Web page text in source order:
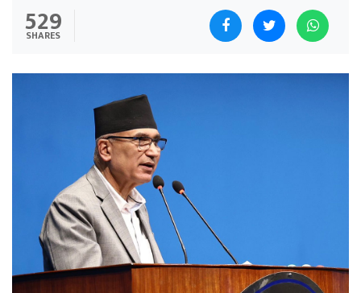
529
SHARES